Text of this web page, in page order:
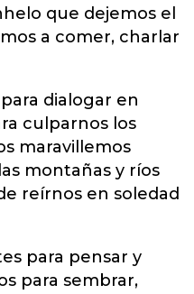
que dejemos el
a comer, charlar
dialogar en
culparnos los
maravillemos
montañas y ríos
reírnos en soledad
para pensar y
para sembrar,